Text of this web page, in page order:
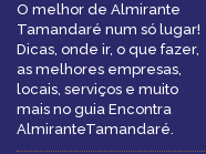
O melhor de Almirante
Tamandaré num só lugar!
Dicas, onde ir, o que fazer,
as melhores empresas,
locais, serviços e muito
mais no guia Encontra
AlmiranteTamandaré.